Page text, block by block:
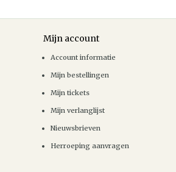
Mijn account
Account informatie
Mijn bestellingen
Mijn tickets
Mijn verlanglijst
Nieuwsbrieven
Herroeping aanvragen